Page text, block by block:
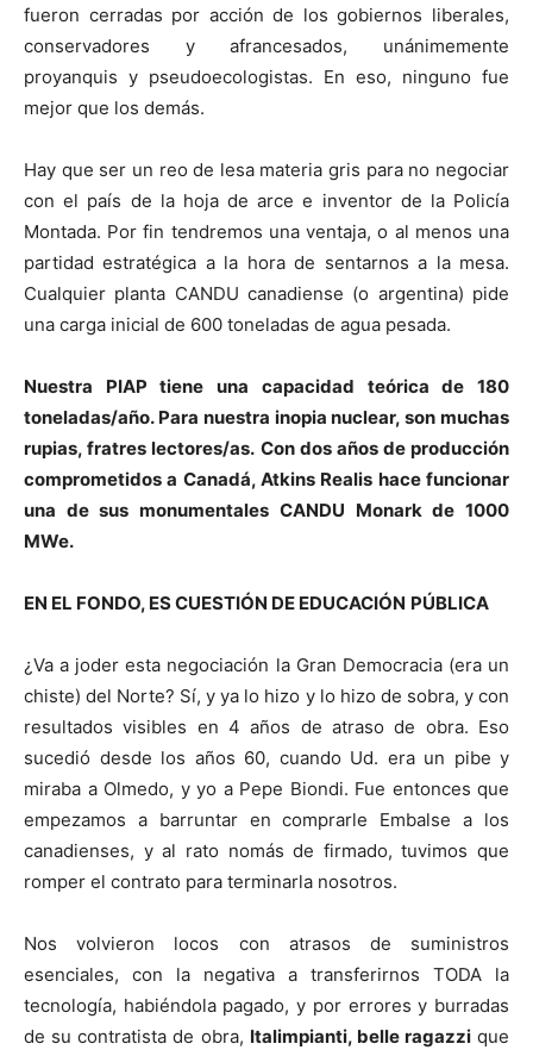
fueron cerradas por acción de los gobiernos liberales,
conservadores y afrancesados, unánimemente
proyanquis y pseudoecologistas. En eso, ninguno fue
mejor que los demás.
Hay que ser un reo de lesa materia gris para no negociar
con el país de la hoja de arce e inventor de la Policía
Montada. Por fin tendremos una ventaja, o al menos una
partidad estratégica a la hora de sentarnos a la mesa.
Cualquier planta CANDU canadiense (o argentina) pide
una carga inicial de 600 toneladas de agua pesada.
Nuestra PIAP tiene una capacidad teórica de 180
toneladas/año. Para nuestra inopia nuclear, son muchas
rupias, fratres lectores/as. Con dos años de producción
comprometidos a Canadá, Atkins Realis hace funcionar
una de sus monumentales CANDU Monark de 1000
MWe.
EN EL FONDO, ES CUESTIÓN DE EDUCACIÓN PÚBLICA
¿Va a joder esta negociación la Gran Democracia (era un
chiste) del Norte? Sí, y ya lo hizo y lo hizo de sobra, y con
resultados visibles en 4 años de atraso de obra. Eso
sucedió desde los años 60, cuando Ud. era un pibe y
miraba a Olmedo, y yo a Pepe Biondi. Fue entonces que
empezamos a barruntar en comprarle Embalse a los
canadienses, y al rato nomás de firmado, tuvimos que
romper el contrato para terminarla nosotros.
Nos volvieron locos con atrasos de suministros
esenciales, con la negativa a transferirnos TODA la
tecnología, habiéndola pagado, y por errores y burradas
de su contratista de obra, Italimpianti, belle ragazzique